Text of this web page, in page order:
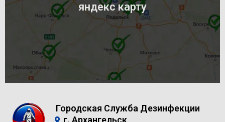
яндекс карту
Городская Служба Дезинфекции
г. Архангельск